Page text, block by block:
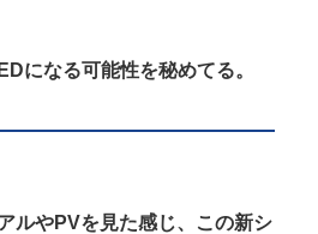
になる可能性を秘めてる。
ルやPVを見た感じ、この新シ